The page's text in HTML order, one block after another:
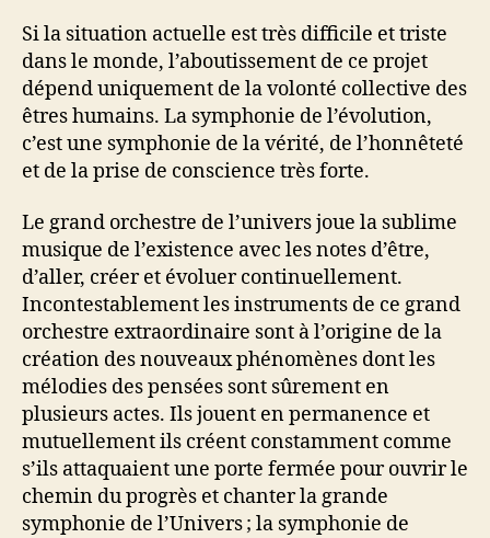
Si la situation actuelle est très difficile et triste
dans le monde, l’aboutissement de ce projet
dépend uniquement de la volonté collective des
êtres humains. La symphonie de l’évolution,
c’est une symphonie de la vérité, de l’honnêteté
et de la prise de conscience très forte.
Le grand orchestre de l’univers joue la sublime
musique de l’existence avec les notes d’être,
d’aller, créer et évoluer continuellement.
Incontestablement les instruments de ce grand
orchestre extraordinaire sont à l’origine de la
création des nouveaux phénomènes dont les
mélodies des pensées sont sûrement en
plusieurs actes. Ils jouent en permanence et
mutuellement ils créent constamment comme
s’ils attaquaient une porte fermée pour ouvrir le
chemin du progrès et chanter la grande
symphonie de l’Univers ; la symphonie de